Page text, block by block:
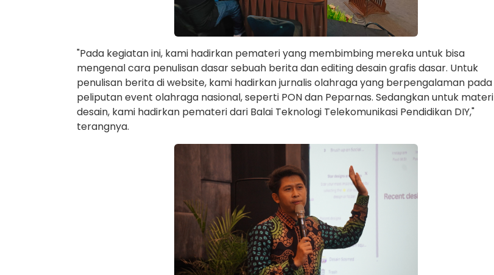
"Pada kegiatan ini, kami hadirkan pemateri yang membimbing mereka untuk bisa
mengenal cara penulisan dasar sebuah berita dan editing desain grafis dasar. Untuk
penulisan berita di website, kami hadirkan jurnalis olahraga yang berpengalaman pada
peliputan event olahraga nasional, seperti PON dan Peparnas. Sedangkan untuk materi
desain, kami hadirkan pemateri dari Balai Teknologi Telekomunikasi Pendidikan DIY,"
terangnya.